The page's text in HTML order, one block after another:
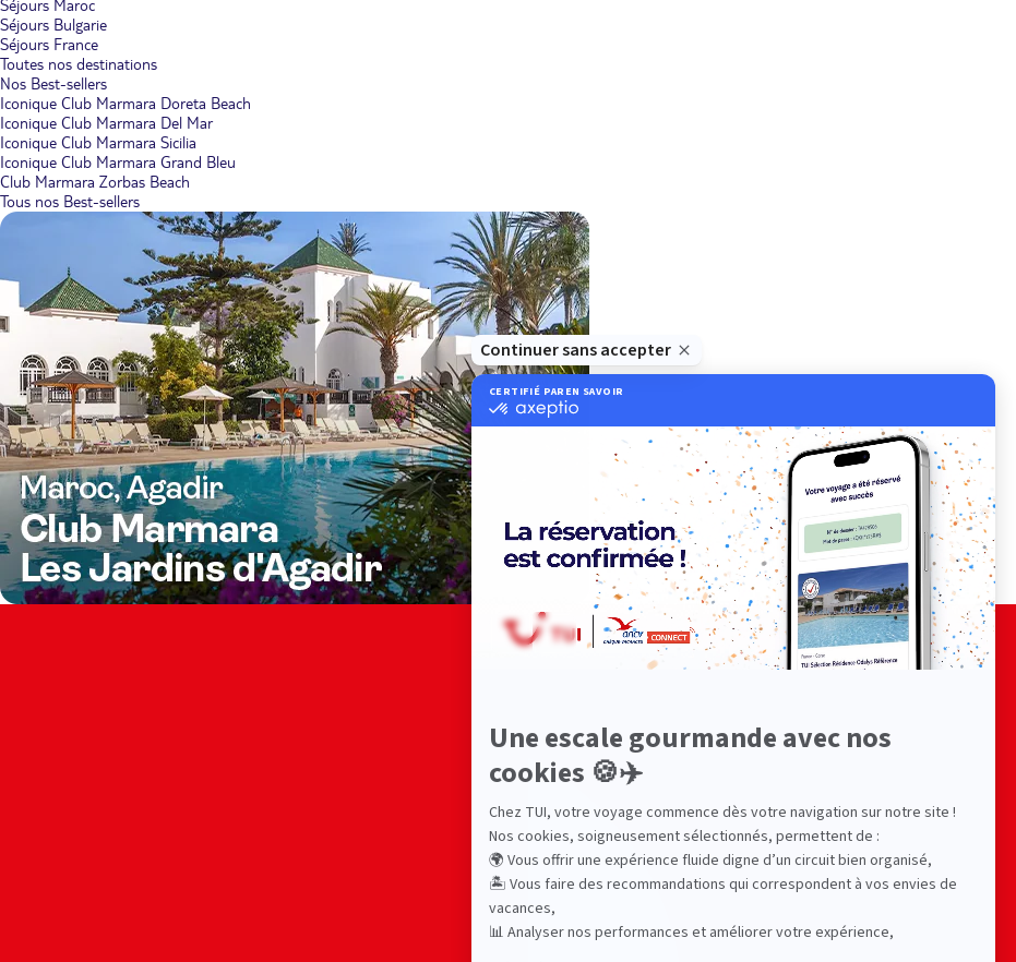
Séjours Maroc
Séjours Bulgarie
Séjours France
Toutes nos destinations
Nos Best-sellers
Iconique Club Marmara Doreta Beach
Iconique Club Marmara Del Mar
Iconique Club Marmara Sicilia
Iconique Club Marmara Grand Bleu
Club Marmara Zorbas Beach
Tous nos Best-sellers